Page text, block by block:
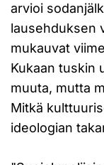
arvioi
lausehduksen
mukauvat
Kukaan tuskin
muuta, mutta
Mitkä
ideologian